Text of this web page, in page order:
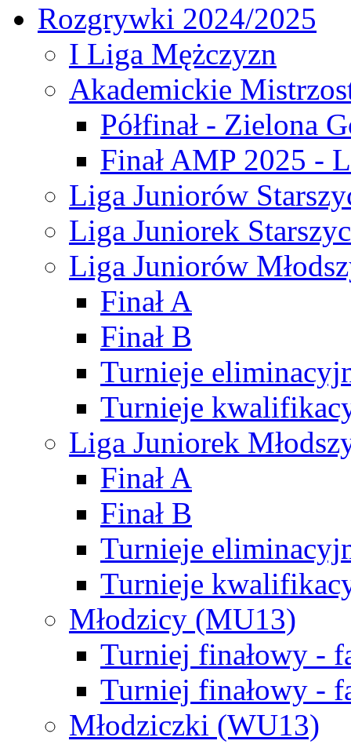
Rozgrywki 2024/2025
I Liga Mężczyzn
Akademickie
Półfinał - Zielona
Finał AMP 2025 -
Liga Juniorów
Liga Juniorek
Liga Juniorów
Finał A
Finał B
Turnieje
Turnieje
Liga Juniorek
Finał A
Finał B
Turnieje
Turnieje
Młodzicy (MU13)
Turniej finałowy -
Turniej finałowy -
Młodziczki (WU13)